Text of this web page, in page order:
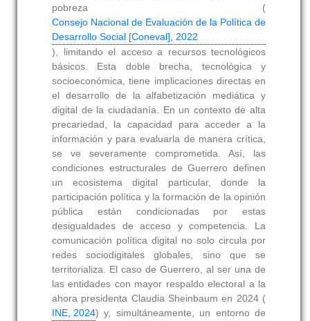
pobreza (
Consejo Nacional de Evaluación de la Política de
Desarrollo Social [Coneval], 2022
), limitando el acceso a recursos tecnológicos
básicos. Esta doble brecha, tecnológica y
socioeconómica, tiene implicaciones directas en
el desarrollo de la alfabetización mediática y
digital de la ciudadanía. En un contexto de alta
precariedad, la capacidad para acceder a la
información y para evaluarla de manera crítica,
se ve severamente comprometida. Así, las
condiciones estructurales de Guerrero definen
un ecosistema digital particular, donde la
participación política y la formación de la opinión
pública están condicionadas por estas
desigualdades de acceso y competencia. La
comunicación política digital no solo circula por
redes sociodigitales globales, sino que se
territorializa. El caso de Guerrero, al ser una de
las entidades con mayor respaldo electoral a la
ahora presidenta Claudia Sheinbaum en 2024 (
INE, 2024) y, simultáneamente, un entorno de